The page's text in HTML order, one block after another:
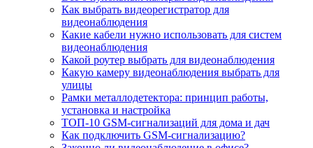
Как выбрать видеорегистратор для
видеонаблюдения
Какие кабели нужно использовать для систем
видеонаблюдения
Какой роутер выбрать для видеонаблюдения
Какую камеру видеонаблюдения выбрать для
улицы
Рамки металлодетектора: принцип работы,
установка и настройка
ТОП-10 GSM-сигнализаций для дома и дач
Как подключить GSM-сигнализацию?